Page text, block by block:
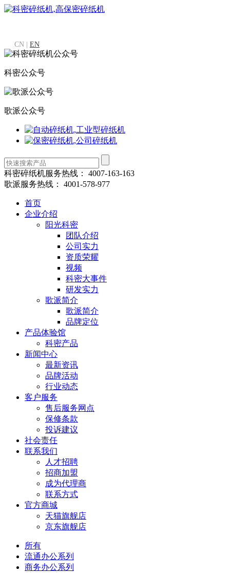
CN | EN
科密公众号
歌派公众号
科密碎纸机服务热线：
4007-163-163
歌派服务热线：
4001-578-977
首页
企业介绍
阳光科密
团队介绍
公司实力
资质荣耀
视频
科密大事件
研发实力
歌派简介
歌派简介
品牌定位
产品体验馆
科密产品
新闻中心
最新资讯
品牌活动
行业动态
客户服务
售后服务网点
保修条款
投诉建议
社会责任
联系我们
人才招聘
招商加盟
成为代理商
联系方式
官方商城
天猫旗舰店
京东旗舰店
所有
流通办公系列
商务办公系列